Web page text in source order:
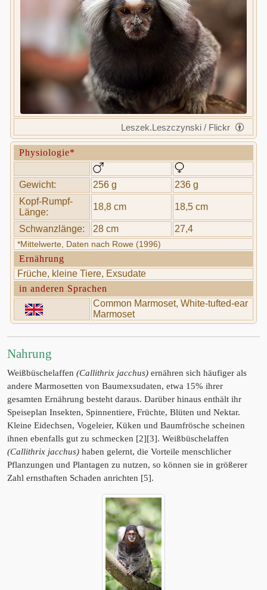
Leszek.Leszczynski / Flickr
Physiologie*
Gewicht: 256 g
236 g
Kopf-Rumpf-
Länge:
18,8 cm 18,5 cm
Schwanzlänge: 28 cm 27,4
*Mittelwerte, Daten nach Rowe (1996)
Ernährung
Früche, kleine Tiere, Exsudate
in anderen Sprachen
Common Marmoset, White-tufted-ear
Marmoset
Nahrung
Weißbüschelaffen (Callithrix jacchus) ernähren sich häufiger als
andere Marmosetten von Baumexsudaten, etwa 15% ihrer
gesamten Ernährung besteht daraus. Darüber hinaus enthält ihr
Speiseplan Insekten, Spinnentiere, Früchte, Blüten und Nektar.
Kleine Eidechsen, Vogeleier, Küken und Baumfrösche scheinen
ihnen ebenfalls gut zu schmecken [2][3]. Weißbüschelaffen
(Callithrix jacchus) haben gelernt, die Vorteile menschlicher
Pflanzungen und Plantagen zu nutzen, so können sie in größerer
Zahl ernsthaften Schaden anrichten [5].